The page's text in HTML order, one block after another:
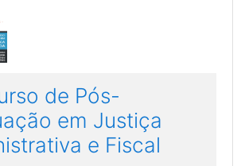
de Pós-
em Justiça
e Fiscal